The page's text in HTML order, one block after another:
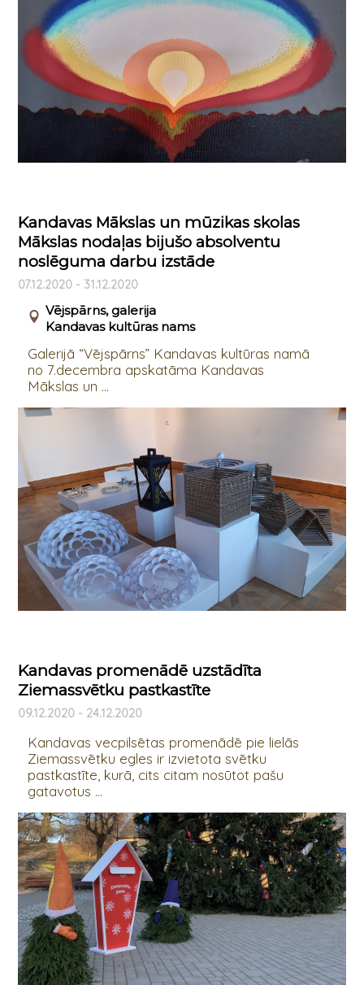
Kandavas Mākslas un mūzikas skolas
Mākslas nodaļas bijušo absolventu
noslēguma darbu izstāde
07.12.2020 - 31.12.2020
Vējspārns, galerija
Kandavas kultūras nams
Galerijā “Vējspārns” Kandavas kultūras namā
no 7.decembra apskatāma Kandavas
Mākslas un ...
Kandavas promenādē uzstādīta
Ziemassvētku pastkastīte
09.12.2020 - 24.12.2020
Kandavas vecpilsētas promenādē pie lielās
Ziemassvētku egles ir izvietota svētku
pastkastīte, kurā, cits citam nosūtot pašu
gatavotus ...